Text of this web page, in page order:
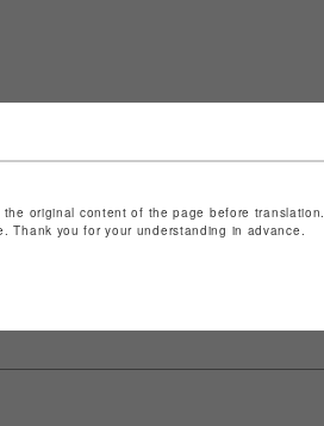
SHOP TOP
original content of the page before translation.
Thank you for your understanding in advance.